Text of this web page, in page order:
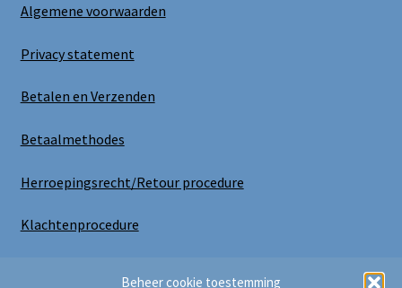
Beheer cookie toestemming
Algemene voorwaarden
Privacy statement
Betalen en Verzenden
Betaalmethodes
Herroepingsrecht/Retour procedure
Klachtenprocedure